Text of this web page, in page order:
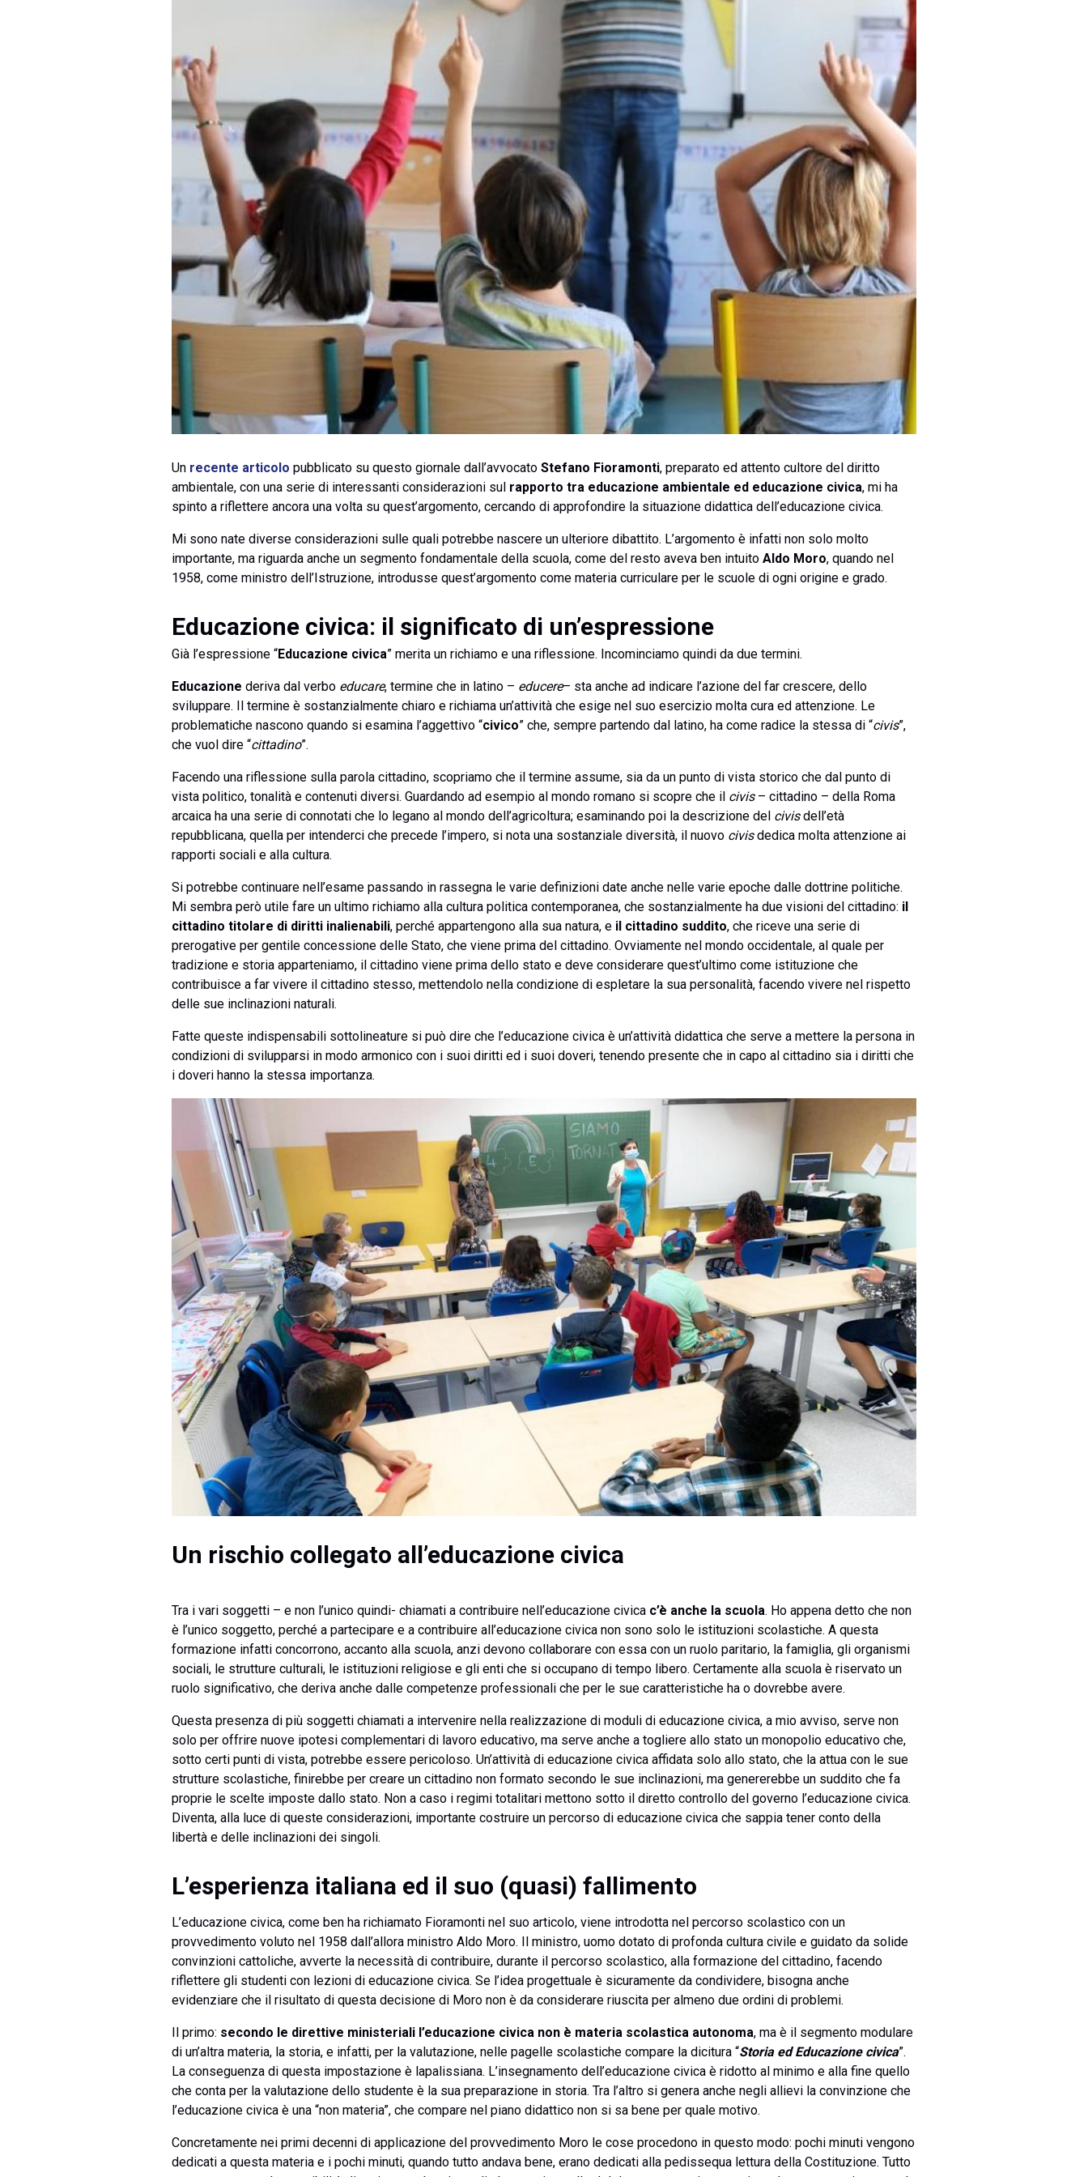
Un recente articolo pubblicato su questo giornale dall’avvocato Stefano Fioramonti, preparato ed attento cultore del diritto
ambientale, con una serie di interessanti considerazioni sul rapporto tra educazione ambientale ed educazione civica, mi ha
spinto a riflettere ancora una volta su quest’argomento, cercando di approfondire la situazione didattica dell’educazione civica.
Mi sono nate diverse considerazioni sulle quali potrebbe nascere un ulteriore dibattito. L’argomento è infatti non solo molto
importante, ma riguarda anche un segmento fondamentale della scuola, come del resto aveva ben intuito Aldo Moro, quando nel
1958, come ministro dell’Istruzione, introdusse quest’argomento come materia curriculare per le scuole di ogni origine e grado.
Educazione civica: il significato di un’espressione
Già l’espressione “Educazione civica” merita un richiamo e una riflessione. Incominciamo quindi da due termini.
Educazione deriva dal verbo educare, termine che in latino – educere– sta anche ad indicare l’azione del far crescere, dello
sviluppare. Il termine è sostanzialmente chiaro e richiama un’attività che esige nel suo esercizio molta cura ed attenzione. Le
problematiche nascono quando si esamina l’aggettivo “civico” che, sempre partendo dal latino, ha come radice la stessa di “civis”,
che vuol dire “cittadino”.
Facendo una riflessione sulla parola cittadino, scopriamo che il termine assume, sia da un punto di vista storico che dal punto di
vista politico, tonalità e contenuti diversi. Guardando ad esempio al mondo romano si scopre che il civis– cittadino – della Roma
arcaica ha una serie di connotati che lo legano al mondo dell’agricoltura; esaminando poi la descrizione del civisdell’età
repubblicana, quella per intenderci che precede l’impero, si nota una sostanziale diversità, il nuovo civisdedica molta attenzione ai
rapporti sociali e alla cultura.
Si potrebbe continuare nell’esame passando in rassegna le varie definizioni date anche nelle varie epoche dalle dottrine politiche.
Mi sembra però utile fare un ultimo richiamo alla cultura politica contemporanea, che sostanzialmente ha due visioni del cittadino: il
cittadino titolare di diritti inalienabili, perché appartengono alla sua natura, e il cittadino suddito, che riceve una serie di
prerogative per gentile concessione delle Stato, che viene prima del cittadino. Ovviamente nel mondo occidentale, al quale per
tradizione e storia apparteniamo, il cittadino viene prima dello stato e deve considerare quest’ultimo come istituzione che
contribuisce a far vivere il cittadino stesso, mettendolo nella condizione di espletare la sua personalità, facendo vivere nel rispetto
delle sue inclinazioni naturali.
Fatte queste indispensabili sottolineature si può dire che l’educazione civica è un’attività didattica che serve a mettere la persona in
condizioni di svilupparsi in modo armonico con i suoi diritti ed i suoi doveri, tenendo presente che in capo al cittadino sia i diritti che
i doveri hanno la stessa importanza.
Un rischio collegato all’educazione civica
Tra i vari soggetti – e non l’unico quindi- chiamati a contribuire nell’educazione civica c’è anche la scuola. Ho appena detto che non
è l’unico soggetto, perché a partecipare e a contribuire all’educazione civica non sono solo le istituzioni scolastiche. A questa
formazione infatti concorrono, accanto alla scuola, anzi devono collaborare con essa con un ruolo paritario, la famiglia, gli organismi
sociali, le strutture culturali, le istituzioni religiose e gli enti che si occupano di tempo libero. Certamente alla scuola è riservato un
ruolo significativo, che deriva anche dalle competenze professionali che per le sue caratteristiche ha o dovrebbe avere.
Questa presenza di più soggetti chiamati a intervenire nella realizzazione di moduli di educazione civica, a mio avviso, serve non
solo per offrire nuove ipotesi complementari di lavoro educativo, ma serve anche a togliere allo stato un monopolio educativo che,
sotto certi punti di vista, potrebbe essere pericoloso. Un’attività di educazione civica affidata solo allo stato, che la attua con le sue
strutture scolastiche, finirebbe per creare un cittadino non formato secondo le sue inclinazioni, ma genererebbe un suddito che fa
proprie le scelte imposte dallo stato. Non a caso i regimi totalitari mettono sotto il diretto controllo del governo l’educazione civica.
Diventa, alla luce di queste considerazioni, importante costruire un percorso di educazione civica che sappia tener conto della
libertà e delle inclinazioni dei singoli.
L’esperienza italiana ed il suo (quasi) fallimento
L’educazione civica, come ben ha richiamato Fioramonti nel suo articolo, viene introdotta nel percorso scolastico con un
provvedimento voluto nel 1958 dall’allora ministro Aldo Moro. Il ministro, uomo dotato di profonda cultura civile e guidato da solide
convinzioni cattoliche, avverte la necessità di contribuire, durante il percorso scolastico, alla formazione del cittadino, facendo
riflettere gli studenti con lezioni di educazione civica. Se l’idea progettuale è sicuramente da condividere, bisogna anche
evidenziare che il risultato di questa decisione di Moro non è da considerare riuscita per almeno due ordini di problemi.
Il primo: secondo le direttive ministeriali l’educazione civica non è materia scolastica autonoma, ma è il segmento modulare
di un’altra materia, la storia, e infatti, per la valutazione, nelle pagelle scolastiche compare la dicitura “Storia ed Educazione civica”.
La conseguenza di questa impostazione è lapalissiana. L’insegnamento dell’educazione civica è ridotto al minimo e alla fine quello
che conta per la valutazione dello studente è la sua preparazione in storia. Tra l’altro si genera anche negli allievi la convinzione che
l’educazione civica è una “non materia”, che compare nel piano didattico non si sa bene per quale motivo.
Concretamente nei primi decenni di applicazione del provvedimento Moro le cose procedono in questo modo: pochi minuti vengono
dedicati a questa materia e i pochi minuti, quando tutto andava bene, erano dedicati alla pedissequa lettura della Costituzione. Tutto